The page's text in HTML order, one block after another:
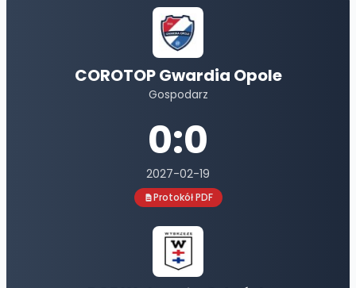
COROTOP Gwardia Opole
Gospodarz
0:0
2027-02-19
Protokół PDF